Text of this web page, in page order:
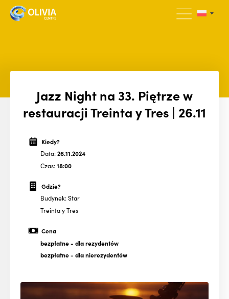
Jazz Night na 33. Piętrze w
restauracji Treinta y Tres | 26.11
Kiedy?
Data:26.11.2024
Czas:18:00
Gdzie?
Budynek: Star
Treinta y Tres
Cena
bezpłatne- dla rezydentów
bezpłatne- dla nierezydentów